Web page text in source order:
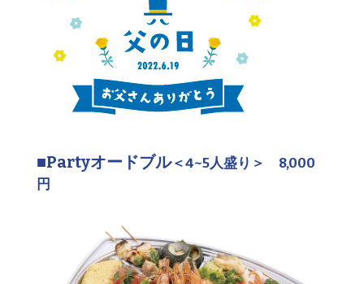
■Partyオードブル＜4~5人盛り＞ 8,000
円